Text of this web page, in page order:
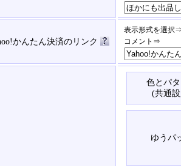
かんたん決済のリンク
表示形式を選択
コメント⇒
色とパ
(共通
ゆうパ